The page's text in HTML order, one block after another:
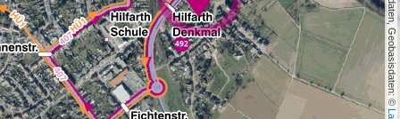
, Kartendaten, Geobasisdaten: ©